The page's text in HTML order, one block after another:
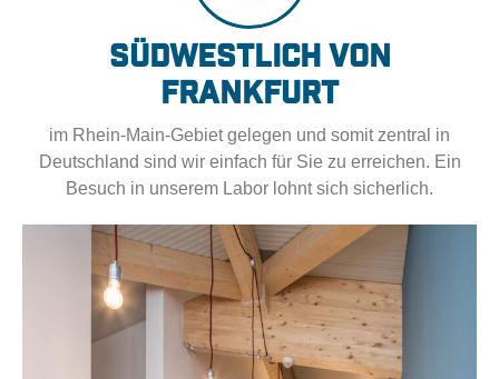
Südwestlich von
Frankfurt
im Rhein-Main-Gebiet gelegen und somit zentral in
Deutschland sind wir einfach für Sie zu erreichen. Ein
Besuch in unserem Labor lohnt sich sicherlich.